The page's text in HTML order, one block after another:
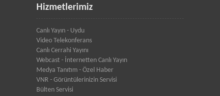
Hizmetlerimiz
Canlı Yayın - Uydu
Video Telekonferans
Canlı Cerrahi Yayını
Webcast - İnternetten Canlı Yayın
Medya Tanıtım - Özel Haber
VNR - Görüntülerinizin Servisi
Bülten Servisi